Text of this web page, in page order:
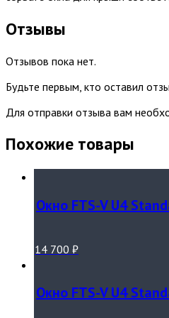
Отзывы
Отзывов пока нет.
Будьте первым, кто оставил
Для отправки отзыва вам
Похожие товары
Окно FTS-V U4
14 700 ₽
Окно FTS-V U4